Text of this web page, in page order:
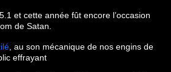
et cette année fût encore l’occasion
de Satan.
, au son mécanique de nos engins de
effrayant